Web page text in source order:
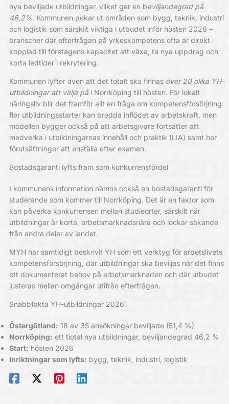
nya beviljade utbildningar, vilket ger en beviljandegrad på
46,2%. Kommunen pekar ut områden som bygg, teknik, industri
och logistik som särskilt viktiga i utbudet inför hösten 2026 –
branscher där efterfrågan på yrkeskompetens ofta är direkt
kopplad till företagens kapacitet att växa, ta nya uppdrag och
korta ledtider i rekrytering.
Kommunen lyfter även att det totalt ska finnas över 20 olika YH-
utbildningar att välja påi Norrköping till hösten. För lokalt
näringsliv blir det framför allt en fråga om kompetensförsörjning:
fler utbildningsstarter kan bredda inflödet av arbetskraft, men
modellen bygger också på att arbetsgivare fortsätter att
medverka i utbildningarnas innehåll och praktik (LIA) samt har
förutsättningar att anställa efter examen.
Bostadsgaranti lyfts fram som konkurrensfördel
I kommunens information nämns också en bostadsgaranti för
studerande som kommer till Norrköping. Det är en faktor som
kan påverka konkurrensen mellan studieorter, särskilt när
utbildningar är korta, arbetsmarknadsnära och lockar sökande
från andra delar av landet.
MYH har samtidigt beskrivit YH som ett verktyg för arbetslivets
kompetensförsörjning, där utbildningar ska beviljas när det finns
ett dokumenterat behov på arbetsmarknaden och där utbudet
justeras mellan omgångar utifrån efterfrågan.
Snabbfakta YH-utbildningar 2026:
Östergötland: 18 av 35 ansökningar beviljade (51,4 %)
Norrköping: ett tiotal nya utbildningar, beviljandegrad 46,2 %
Start: hösten 2026
Inriktningar som lyfts: bygg, teknik, industri, logistik